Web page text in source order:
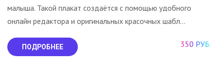
малыша. Такой плакат создаётся с помощью удобного
онлайн редактора и оригинальных красочных шабл...
ПОДРОБНЕЕ 350 РУБ.